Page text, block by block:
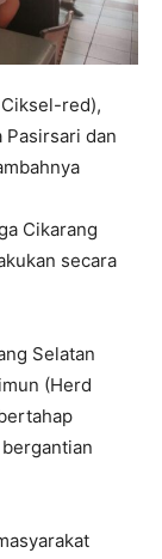
red),
Pasirsari dan
Cikarang
secara
Selatan
(Herd